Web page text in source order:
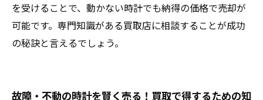
を受けることで、動かない時計でも納得の価格で売却が
可能です。専門知識がある買取店に相談することが成功
の秘訣と言えるでしょう。
故障・不動の時計を賢く売る！買取で得するための知